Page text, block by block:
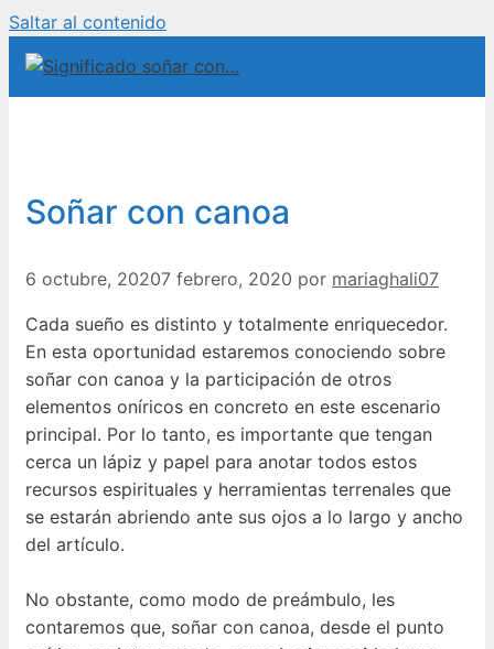
Saltar al contenido
Soñar con canoa
6 octubre, 20207 febrero, 2020 por mariaghali07
Cada sueño es distinto y totalmente enriquecedor.
En esta oportunidad estaremos conociendo sobre
soñar con canoa y la participación de otros
elementos oníricos en concreto en este escenario
principal. Por lo tanto, es importante que tengan
cerca un lápiz y papel para anotar todos estos
recursos espirituales y herramientas terrenales que
se estarán abriendo ante sus ojos a lo largo y ancho
del artículo.
No obstante, como modo de preámbulo, les
contaremos que, soñar con canoa, desde el punto